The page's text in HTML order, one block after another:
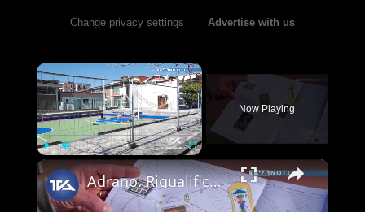
Change privacy settings Advertise with us
×
Unmute Fullscreen
Now Playing
×
Adrano. Riqualificato Largo Martiri di Cefalonia. Socializzazione e area giochi. Il 13 marzo 2026 al